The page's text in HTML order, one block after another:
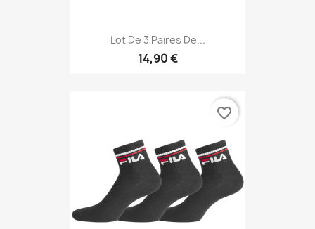
Lot De 3 Paires De...
14,90 €
favorite_border